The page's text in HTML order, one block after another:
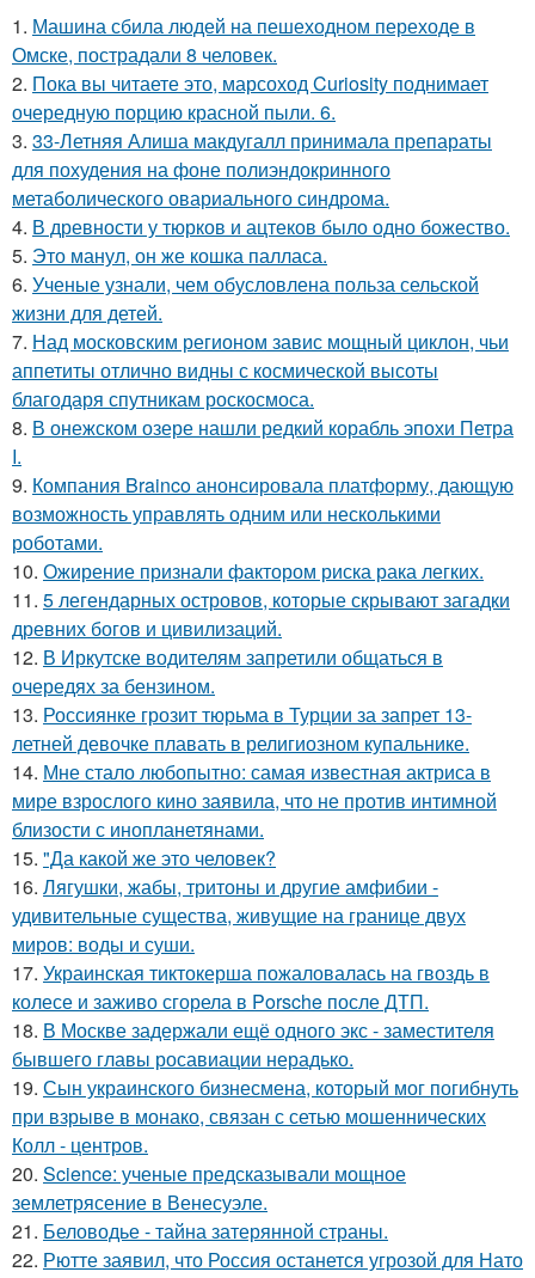
1. Машина сбила людей на пешеходном переходе в
Омске, пострадали 8 человек.
2. Пока вы читаете это, марсоход Curiosity поднимает
очередную порцию красной пыли. 6.
3. 33-Летняя Алиша макдугалл принимала препараты
для похудения на фоне полиэндокринного
метаболического овариального синдрома.
4. В древности у тюрков и ацтеков было одно божество.
5. Это манул, он же кошка палласа.
6. Ученые узнали, чем обусловлена польза сельской
жизни для детей.
7. Над московским регионом завис мощный циклон, чьи
аппетиты отлично видны с космической высоты
благодаря спутникам роскосмоса.
8. В онежском озере нашли редкий корабль эпохи Петра
I.
9. Компания Brainco анонсировала платформу, дающую
возможность управлять одним или несколькими
роботами.
10. Ожирение признали фактором риска рака легких.
11. 5 легендарных островов, которые скрывают загадки
древних богов и цивилизаций.
12. В Иркутске водителям запретили общаться в
очередях за бензином.
13. Россиянке грозит тюрьма в Турции за запрет 13-
летней девочке плавать в религиозном купальнике.
14. Мне стало любопытно: самая известная актриса в
мире взрослого кино заявила, что не против интимной
близости с инопланетянами.
15. "Да какой же это человек?
16. Лягушки, жабы, тритоны и другие амфибии -
удивительные существа, живущие на границе двух
миров: воды и суши.
17. Украинская тиктокерша пожаловалась на гвоздь в
колесе и заживо сгорела в Porsche после ДТП.
18. В Москве задержали ещё одного экс - заместителя
бывшего главы росавиации нерадько.
19. Сын украинского бизнесмена, который мог погибнуть
при взрыве в монако, связан с сетью мошеннических
Колл - центров.
20. Science: ученые предсказывали мощное
землетрясение в Венесуэле.
21. Беловодье - тайна затерянной страны.
22. Рютте заявил, что Россия останется угрозой для Нато